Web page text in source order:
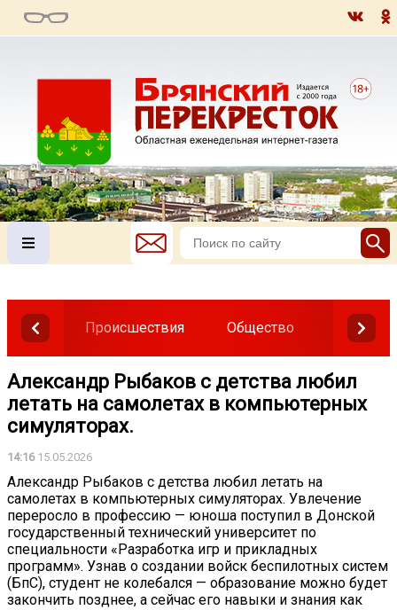
Происшествия Общество Власть
Александр Рыбаков с детства любил
летать на самолетах в компьютерных
симуляторах.
14:1615.05.2026
Александр Рыбаков с детства любил летать на
самолетах в компьютерных симуляторах. Увлечение
переросло в профессию — юноша поступил в Донской
государственный технический университет по
специальности «Разработка игр и прикладных
программ». Узнав о создании войск беспилотных систем
(БпС), студент не колебался — образование можно будет
закончить позднее, а сейчас его навыки и знания как